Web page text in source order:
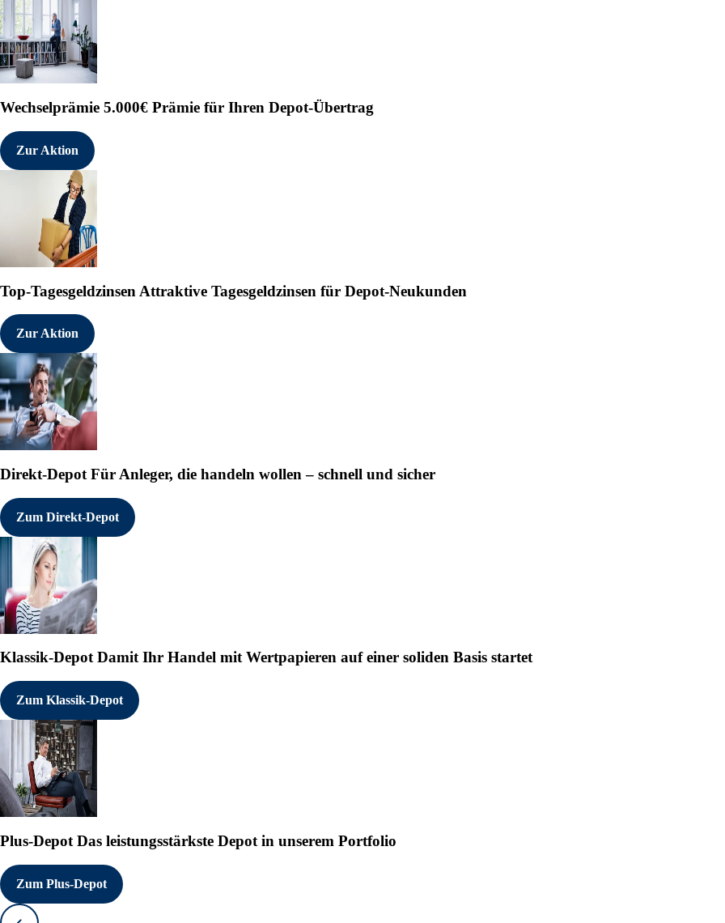
---------------------------------------------------------------------------
102376 11.12.2025 CET/CEST
Wechselprämie 5.000€ Prämie für Ihren Depot-Übertrag
Zur Aktion
Top-Tagesgeldzinsen Attraktive Tagesgeldzinsen für Depot-Neukunden
Zur Aktion
Direkt-Depot Für Anleger, die handeln wollen – schnell und sicher
Zum Direkt-Depot
Klassik-DepotDamit Ihr Handel mit Wertpapieren auf einer soliden Basis startet
Zum Klassik-Depot
Plus-Depot Das leistungsstärkste Depot in unserem Portfolio
Zum Plus-Depot